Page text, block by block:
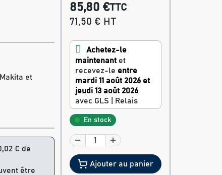
et
€ de
être
85,80 €TTC
71,50 € HT
Achetez-le
maintenantet
recevez-le entre
mardi 11 août 2026 et
jeudi 13 août 2026
avec GLS | Relais
En stock
Ajouter au panier